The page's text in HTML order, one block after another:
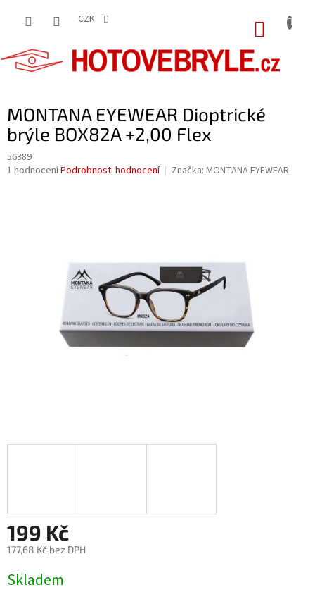
CZK
MONTANA EYEWEAR Dioptrické
brýle BOX82A +2,00 Flex
56389
Průměrné
1 hodnoceníPodrobnosti hodnocení Značka: MONTANA EYEWEAR
199 Kč
177,68 Kč bez DPH
cena:
Skladem